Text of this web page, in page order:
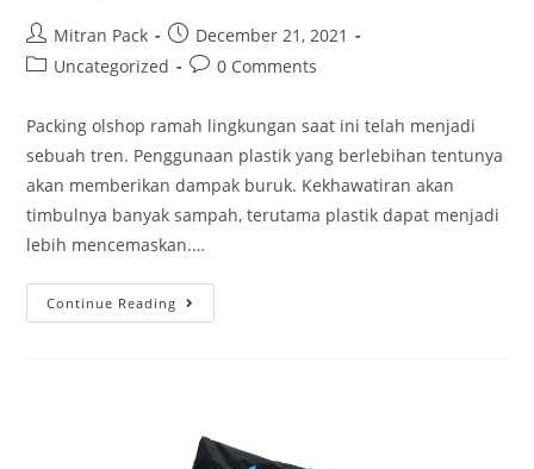
Mitran Pack
December 21, 2021
Uncategorized
0 Comments
Packing olshop ramah lingkungan saat ini telah menjadi
sebuah tren. Penggunaan plastik yang berlebihan tentunya
akan memberikan dampak buruk. Kekhawatiran akan
timbulnya banyak sampah, terutama plastik dapat menjadi
lebih mencemaskan.…
Continue Reading